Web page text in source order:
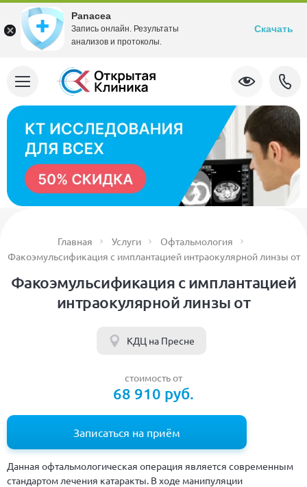
Главная Услуги
Офтальмология
Факоэмульсификация с имплантацией интраокулярной линзы от
Факоэмульсификация с имплантацией
интраокулярной линзы от
КДЦ на Пресне
стоимость от
68 910 руб.
Записаться на приём
Данная офтальмологическая операция является современным
стандартом лечения катаракты. В ходе манипуляции
Panacea
Запись онлайн. Результаты
анализов и протоколы.
Скачать